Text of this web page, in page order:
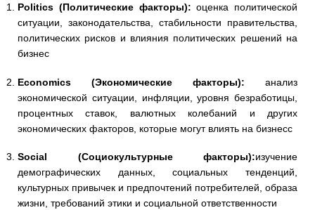
Politics (Политические факторы):оценка политической
ситуации, законодательства, стабильности правительства,
политических рисков и влияния политических решений на
бизнес
Economics (Экономические факторы): анализ
экономической ситуации, инфляции, уровня безработицы,
процентных ставок, валютных колебаний и других
экономических факторов, которые могут влиять на бизнесс
Social (Социокультурные факторы):изучение
демографических данных, социальных тенденций,
культурных привычек и предпочтений потребителей, образа
жизни, требований этики и социальной ответственности